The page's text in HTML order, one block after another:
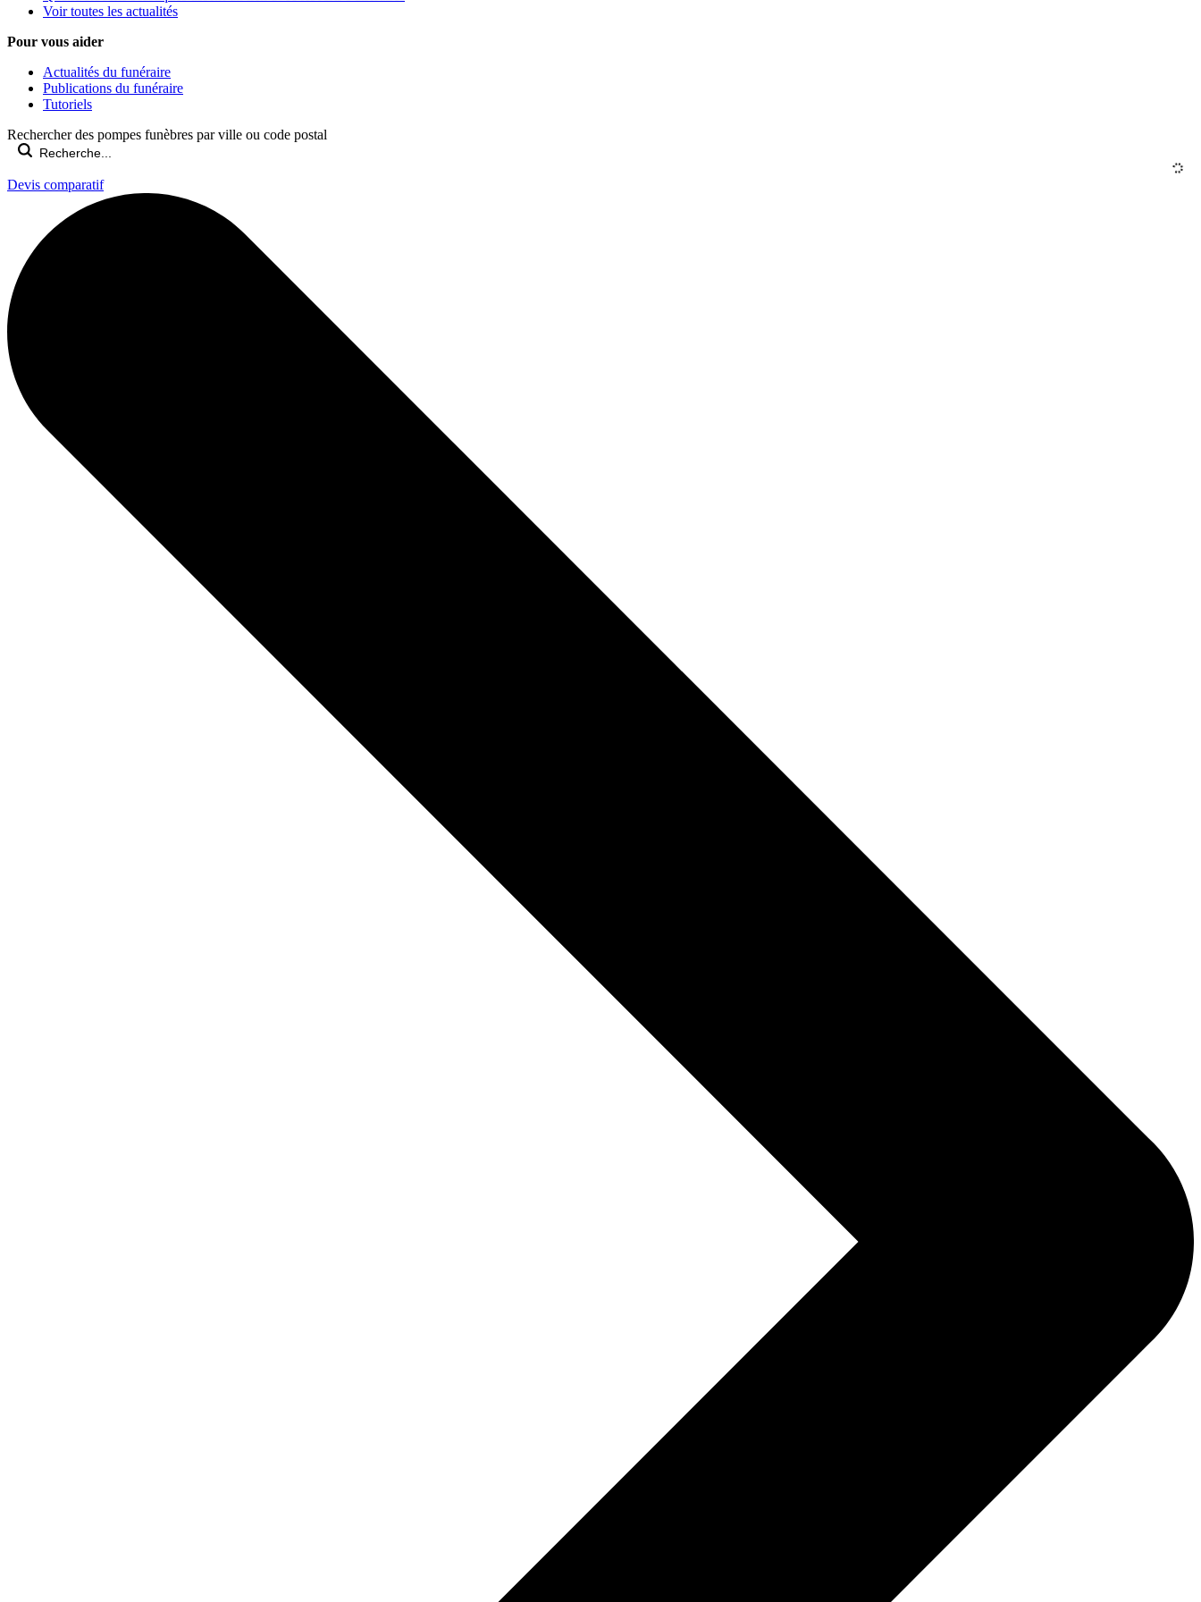
Voir toutes les actualités
Pour vous aider
Actualités du funéraire
Publications du funéraire
Tutoriels
Rechercher des pompes funèbres par ville ou code postal
Devis comparatif